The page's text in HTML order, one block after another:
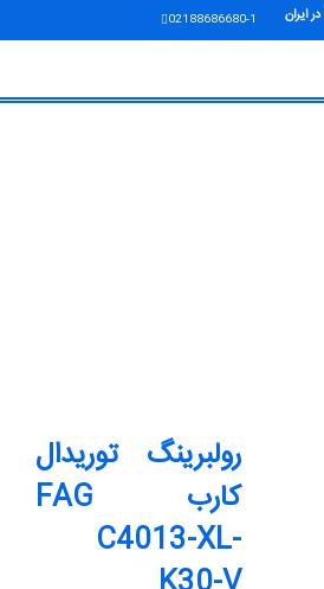
02188686680-1
رولبرینگ توریدال
کارب FAG
C4013-XL-